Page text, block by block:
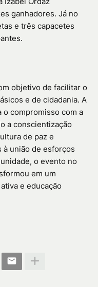
ganhadores. Já no
e três capacetes
objetivo de facilitar o
e de cidadania. A
o compromisso com a
a conscientização
de paz e
à união de esforços
o evento no
em um
e educação